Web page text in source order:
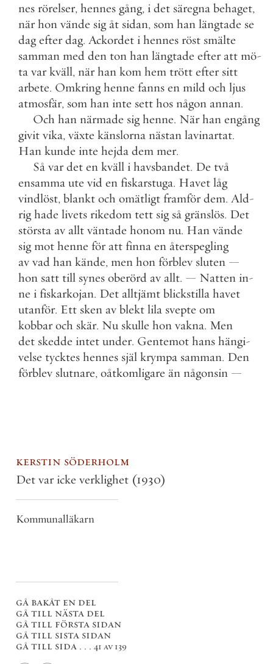
nes rörelser, hennes gång, i det säregna behaget,
när hon vände sig åt sidan, som han längtade se
dag efter dag. Ackordet i hennes röst smälte
samman med den ton han längtade efter att mö-
ta var kväll, när han kom hem trött efter sitt
arbete. Omkring henne fanns en mild och ljus
atmosfär, som han inte sett hos någon annan.
Och han närmade sig henne. När han engång
givit vika, växte känslorna nästan lavinartat.
Han kunde inte hejda dem mer.
Så var det en kväll i havsbandet. De två
ensamma ute vid en fiskarstuga. Havet låg
vindlöst, blankt och omätligt framför dem. Ald-
rig hade livets rikedom tett sig så gränslös. Det
största av allt väntade honom nu. Han vände
sig mot henne för att finna en återspegling
av vad han kände, men hon förblev sluten —
hon satt till synes oberörd av allt. — Natten in-
ne i fiskarkojan. Det alltjämt blickstilla havet
utanför. Ett sken av blekt lila svepte om
kobbar och skär. Nu skulle hon vakna. Men
det skedde intet under. Gentemot hans hängi-
velse tycktes hennes själ krympa samman. Den
förblev slutnare, oåtkomligare än någonsin —
kerstin söderholm
Det var icke verklighet (1930)
Kommunalläkarn
gå bakåt en del
gå till nästa del
gå till första sidan
gå till sista sidan
gå till sida . . . 41 av 139